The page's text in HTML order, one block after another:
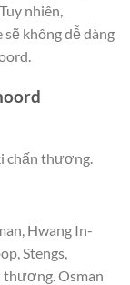
nhiên,
không dễ dàng
chấn thương.
Hwang In-
Stengs,
thương. Osman